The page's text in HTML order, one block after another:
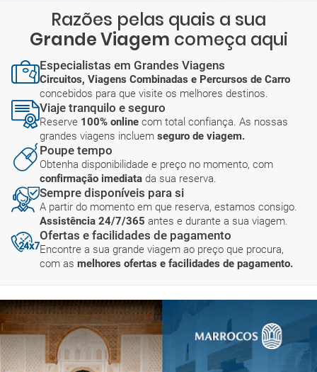
Razões pelas quais a sua
Grande Viagem começa aqui
Especialistas em Grandes Viagens
Circuitos, Viagens Combinadas e Percursos de Carro
concebidos para que visite os melhores destinos.
Viaje tranquilo e seguro
Reserve 100% online com total confiança. As nossas
grandes viagens incluem seguro de viagem.
Poupe tempo
Obtenha disponibilidade e preço no momento, com
confirmação imediata da sua reserva.
Sempre disponíveis para si
A partir do momento em que reserva, estamos consigo.
Assistência 24/7/365 antes e durante a sua viagem.
Ofertas e facilidades de pagamento
Encontre a sua grande viagem ao preço que procura,
com as melhores ofertas e facilidades de pagamento.